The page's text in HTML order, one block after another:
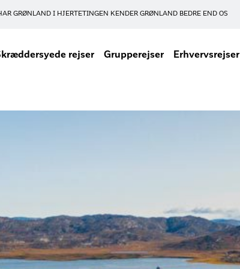
GRØNLAND I HJERTET INGEN KENDER GRØNLAND BEDRE END OS
rejser Grupperejser Erhvervsrejser